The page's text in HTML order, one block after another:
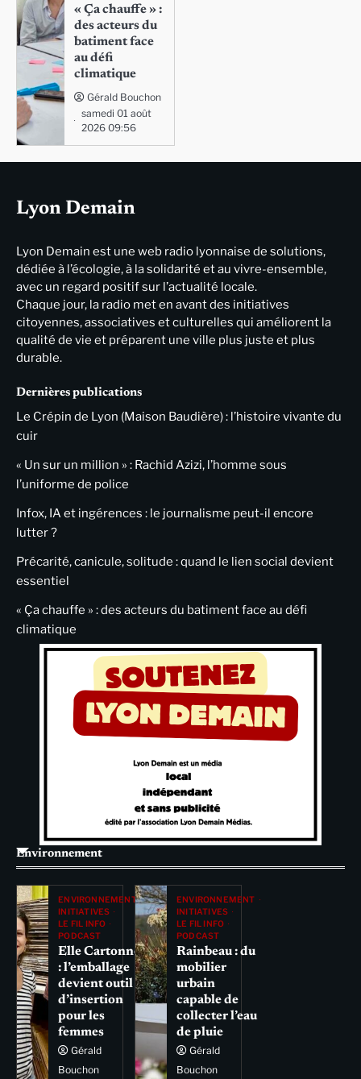
« Ça chauffe » :
des acteurs du
batiment face
au défi
climatique
Gérald Bouchon
samedi 01 août
2026 09:56
Lyon Demain
Lyon Demain est une web radio lyonnaise de solutions,
dédiée à l’écologie, à la solidarité et au vivre-ensemble,
avec un regard positif sur l’actualité locale.
Chaque jour, la radio met en avant des initiatives
citoyennes, associatives et culturelles qui améliorent la
qualité de vie et préparent une ville plus juste et plus
durable.
Dernières publications
Le Crépin de Lyon (Maison Baudière) : l’histoire vivante du
cuir
« Un sur un million » : Rachid Azizi, l’homme sous
l’uniforme de police
Infox, IA et ingérences : le journalisme peut-il encore
lutter ?
Précarité, canicule, solitude : quand le lien social devient
essentiel
« Ça chauffe » : des acteurs du batiment face au défi
climatique
Environnement
ENVIRONNEMENT
INITIATIVES
LE FIL INFO
PODCAST
Elle Cartonne
: l’emballage
devient outil
d’insertion
pour les
femmes
Gérald
Bouchon
ENVIRONNEMENT
INITIATIVES
LE FIL INFO
PODCAST
Rainbeau : du
mobilier
urbain
capable de
collecter l’eau
de pluie
Gérald
Bouchon